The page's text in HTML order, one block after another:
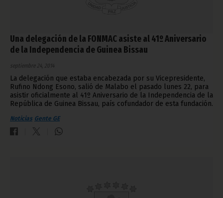
Una delegación de la FONMAC asiste al 41º Aniversario
de la Independencia de Guinea Bissau
septiembre 24, 2014
La delegación que estaba encabezada por su Vicepresidente,
Rufino Ndong Esono, salió de Malabo el pasado lunes 22, para
asistir oficialmente al 41º Aniversario de la Independencia de la
República de Guinea Bissau, país cofundador de esta fundación.
Noticias Gente GE